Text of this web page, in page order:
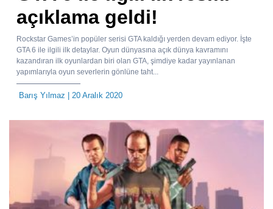
açıklama geldi!
Rockstar Games’in popüler serisi GTA kaldığı yerden devam ediyor. İşte
GTA 6 ile ilgili ilk detaylar. Oyun dünyasına açık dünya kavramını
kazandıran ilk oyunlardan biri olan GTA, şimdiye kadar yayınlanan
yapımlarıyla oyun severlerin gönlüne taht...
Barış Yılmaz | 20 Aralık 2020